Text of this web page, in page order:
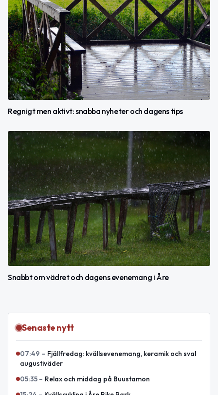
Regnigt men aktivt: snabba nyheter och dagens tips
Snabbt om vädret och dagens evenemang i Åre
Senaste nytt
07:49 – Fjällfredag: kvällsevenemang, keramik och sval
augustiväder
05:35 – Relax och middag på Buustamon